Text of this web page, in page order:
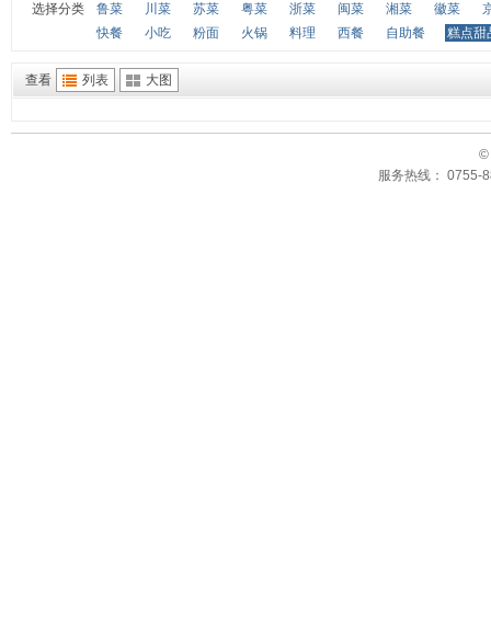
选择分类 鲁菜 川菜 苏菜 粤菜 浙菜 闽菜 湘菜 徽菜
快餐
小吃 粉面 火锅 料理 西餐 自助餐 糕点甜
查看 列表 大图
©
服务热线： 0755-